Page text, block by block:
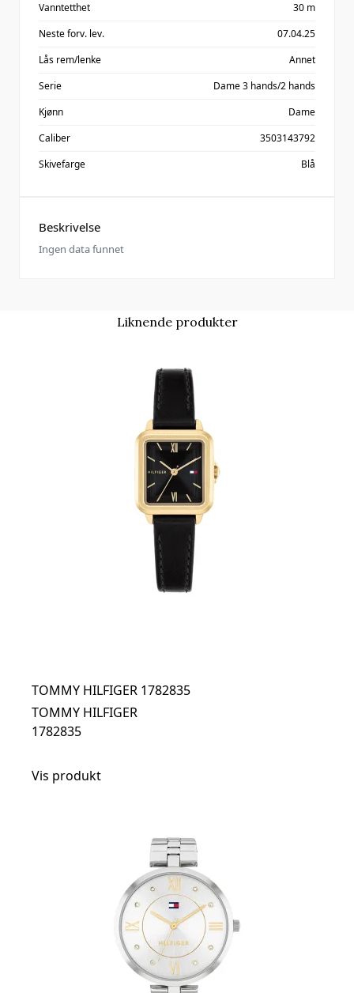
Beskrivelse
Ingen data funnet
Vanntetthet
30 m
Neste forv. lev.
07.04.25
Lås rem/lenke
Annet
Serie
Dame 3 hands/2 hands
Kjønn
Dame
Caliber
3503143792
Skivefarge
Blå
Liknende produkter
TOMMY HILFIGER 1782835
TOMMY HILFIGER
1782835
Vis produkt